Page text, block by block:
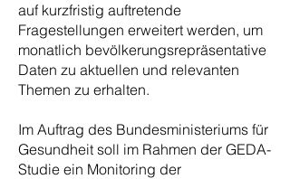
auf kurzfristig auftretende
Fragestellungen erweitert werden, um
monatlich bevölkerungsrepräsentative
Daten zu aktuellen und relevanten
Themen zu erhalten.
Im Auftrag des Bundesministeriums für
Gesundheit soll im Rahmen der GEDA-
Studie ein Monitoring der